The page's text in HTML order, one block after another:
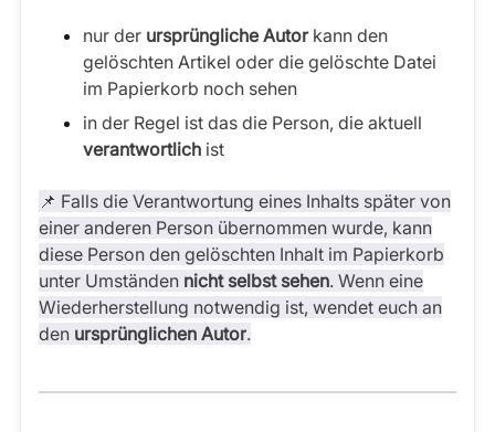
nur der ursprüngliche Autorkann den
gelöschten Artikel oder die gelöschte Datei
im Papierkorb noch sehen
in der Regel ist das die Person, die aktuell
verantwortlich ist
📌 Falls die Verantwortung eines Inhalts später von
einer anderen Person übernommen wurde, kann
diese Person den gelöschten Inhalt im Papierkorb
unter Umständen nicht selbst sehen. Wenn eine
Wiederherstellung notwendig ist, wendet euch an
den ursprünglichen Autor.